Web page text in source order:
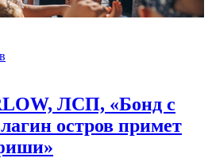
ЛСП, «Бонд с
остров примет